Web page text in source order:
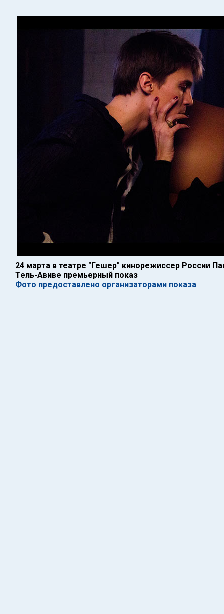
24 марта в театре "Гешер" кинорежиссер России
Тель-Авиве премьерный показ
Фото предоставлено организаторами показа